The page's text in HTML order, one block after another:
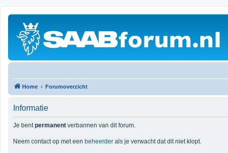
Home Forumoverzicht
Informatie
Je bentpermanent verbannen van dit forum.
Neem contact op met een beheerder als je verwacht dat dit niet klopt.